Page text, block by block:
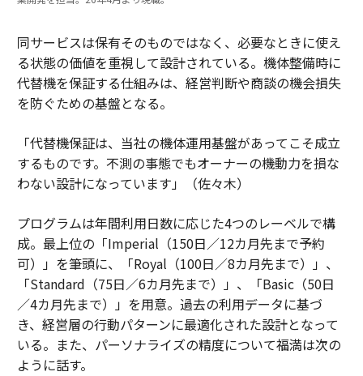
同サービスは保有そのものではなく、必要なときに使え
る状態の価値を重視して設計されている。機体整備時に
代替機を保証する仕組みは、経営判断や商談の機会損失
を防ぐための基盤となる。
「代替機保証は、当社の機体運用基盤があってこそ成立
するものです。不測の事態でもオーナーの機動力を損な
わない設計になっています」（佐々木）
プログラムは年間利用日数に応じた4つのレーベルで構
成。最上位の「Imperial（150日／12カ月先まで予約
可）」を筆頭に、「Royal（100日／8カ月先まで）」、
「Standard（75日／6カ月先まで）」、「Basic（50日
／4カ月先まで）」を用意。過去の利用データに基づ
き、経営層の行動パターンに最適化された設計となって
いる。また、パーソナライズの精度について福満は次の
ように話す。